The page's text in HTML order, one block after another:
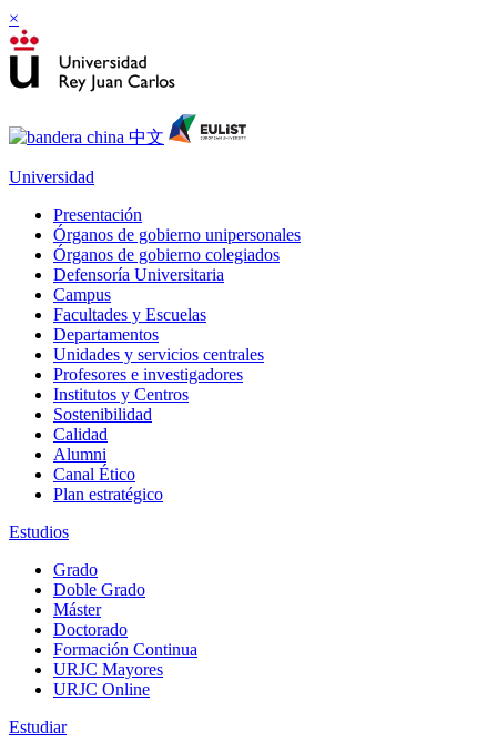
×
Universidad
Presentación
Órganos de gobierno unipersonales
Órganos de gobierno colegiados
Defensoría Universitaria
Campus
Facultades y Escuelas
Departamentos
Unidades y servicios centrales
Profesores e investigadores
Institutos y Centros
Sostenibilidad
Calidad
Alumni
Canal Ético
Plan estratégico
Estudios
Grado
Doble Grado
Máster
Doctorado
Formación Continua
URJC Mayores
URJC Online
Estudiar